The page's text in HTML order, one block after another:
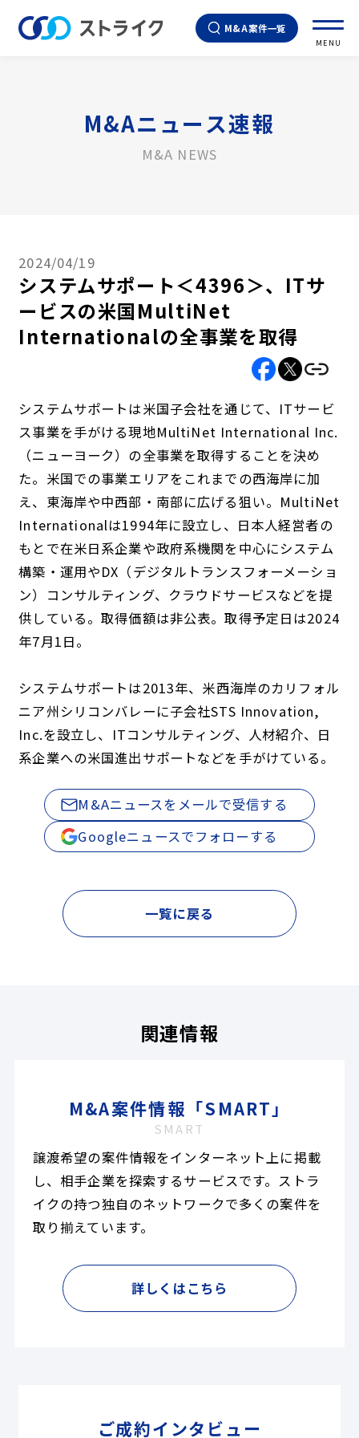
M&A案件一覧
MENU
M&Aニュース速報
M&A NEWS
2024/04/19
システムサポート＜4396＞、ITサ
ービスの米国MultiNet
Internationalの全事業を取得
システムサポートは米国子会社を通じて、ITサービ
ス事業を手がける現地MultiNet International Inc.
（ニューヨーク）の全事業を取得することを決め
た。米国での事業エリアをこれまでの西海岸に加
え、東海岸や中西部・南部に広げる狙い。MultiNet
Internationalは1994年に設立し、日本人経営者の
もとで在米日系企業や政府系機関を中心にシステム
構築・運用やDX（デジタルトランスフォーメーショ
ン）コンサルティング、クラウドサービスなどを提
供している。取得価額は非公表。取得予定日は2024
年7月1日。
システムサポートは2013年、米西海岸のカリフォル
ニア州シリコンバレーに子会社STS Innovation,
Inc.を設立し、ITコンサルティング、人材紹介、日
系企業への米国進出サポートなどを手がけている。
M&Aニュースをメールで受信する
Googleニュースでフォローする
一覧に戻る
関連情報
M&A案件情報「SMART」
SMART
譲渡希望の案件情報をインターネット上に掲載
し、相手企業を探索するサービスです。ストラ
イクの持つ独自のネットワークで多くの案件を
取り揃えています。
詳しくはこちら
ご成約インタビュー